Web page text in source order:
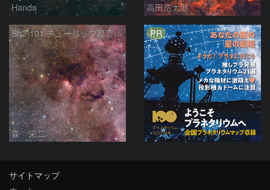
Handa 高田浩太郎
Sh2-101 チューリップ星雲周辺
森 栄二
PR
サイトマップ